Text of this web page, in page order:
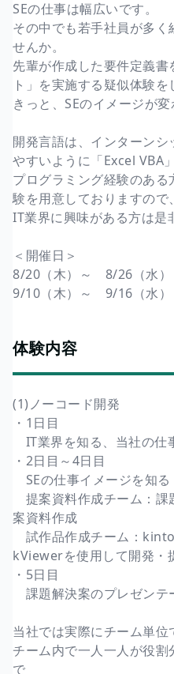
SEの仕事は幅広いです。
その中でも若手社員が多く
せんか。
先輩が作成した要件定義
ト」を実施する疑似体験を
きっと、SEのイメージが変
開発言語は、インターン
やすいように「Excel VBA
プログラミング経験のあ
験を用意しておりますので、
IT業界に興味がある方は是
＜開催日＞
8/20（木）～ 8/26（水）
9/10（木）～ 9/16（水）
体験内容
(1)ノーコード開発
・1日目
IT業界を知る、当社の仕
・2日目～4日目
SEの仕事イメージを知る
提案資料作成チーム：課
案資料作成
試作品作成チーム：
kViewerを使用して開発・
・5日目
課題解決案のプレゼンテ
当社では実際にチーム単位
チーム内で一人一人が役
で